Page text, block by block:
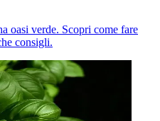
oasi verde. Scopri come fare
consigli.